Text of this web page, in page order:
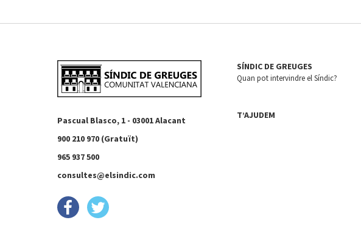
Pascual Blasco, 1 - 03001 Alacant
900 210 970 (Gratuït)
965 937 500
consultes@elsindic.com
SÍNDIC DE GREUGES
Quan pot intervindre el Síndic?
T’AJUDEM